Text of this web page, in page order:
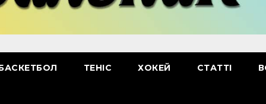
ТЕНІС ХОКЕЙ СТАТТІ